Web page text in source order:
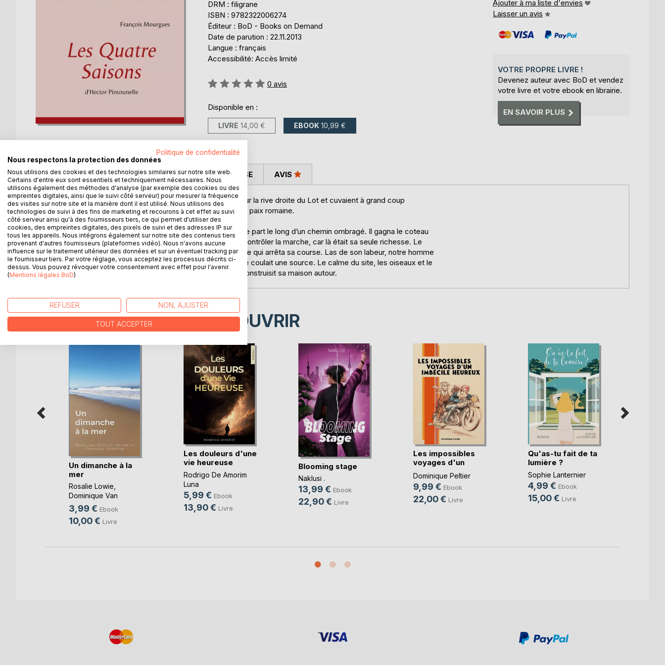
DRM : filigrane
ISBN : 9782322006274
Éditeur : BoD - Books on Demand
Date de parution : 22.11.2013
Langue : français
Accessibilité: Accès limité
Évaluation:
0 avis
Disponible en :
LIVRE 14,00 € EBOOK 10,99 €
Ajouter à ma liste d'envies
Laisser un avis
VOTRE PROPRE LIVRE !
Devenez auteur avec BoD et vendez
votre livre et votre ebook en librairie.
EN SAVOIR PLUS
DESCRIPTION
Il y a de cela fort longtemps, les latins s’étaient installés sur la rive droite du Lot et cuvaient à grand coup
d’amphores leur décadence. C’était ce que l’on appelait la paix romaine.
Sur la rive gauche, un homme poussait un tonneau quelque part le long d’un chemin ombragé. Il gagna le coteau
voisin et laissa rouler la chose ronde, se contentant d’en contrôler la marche, car là était sa seule richesse. Le
tonneau, un des premiers en Gaule heurta un bloc de roche qui arrêta sa course. Las de son labeur, notre homme
s’assit sur la pierre et examina les lieux ; à peu de distance coulait une source. Le calme du site, les oiseaux et le
ciel bleu firent qu’il s’y plut. Il mit le tonneau en perce et construisit sa maison autour.
AUTEUR(S) CRITIQUES PRESSE AVIS
D’AUTRES TITRES À DÉCOUVRIR
Un dimanche à la
mer
Rosalie Lowie
Dominique Van
Cotthem, ...
3,99 € Ebook
10,00 € Livre
Les douleurs d'une
vie heureuse
Rodrigo De Amorim
Luna
5,99 € Ebook
13,90 € Livre
Blooming stage
Naklusi .
13,99 € Ebook
22,90 € Livre
Les impossibles
voyages d'un
imbéc(...)
Dominique Peltier
9,99 € Ebook
22,00 € Livre
Qu'as-tu fait de ta
lumière ?
Sophie Lanternier
4,99 € Ebook
15,00 € Livre
Politique de confidentialité
Nous respectons la protection des données
Nous utilisons des cookies et des technologies similaires sur notre site web.
Certains d'entre eux sont essentiels et techniquement nécessaires. Nous
utilisons également des méthodes d'analyse (par exemple des cookies ou des
empreintes digitales, ainsi que le suivi côté serveur) pour mesurer la fréquence
des visites sur notre site et la manière dont il est utilisé. Nous utilisons des
technologies de suivi à des fins de marketing et recourons à cet effet au suivi
côté serveur ainsi qu'à des fournisseurs tiers, ce qui permet d'utiliser des
cookies, des empreintes digitales, des pixels de suivi et des adresses IP sur
tous les appareils. Nous intégrons également sur notre site des contenus tiers
provenant d'autres fournisseurs (plateformes vidéo). Nous n'avons aucune
influence sur le traitement ultérieur des données et sur un éventuel tracking par
le fournisseur tiers. Par votre réglage, vous acceptez les processus décrits ci-
dessus. Vous pouvez révoquer votre consentement avec effet pour l'avenir.
(Mentions légales BoD)
REFUSER NON, AJUSTER
TOUT ACCEPTER